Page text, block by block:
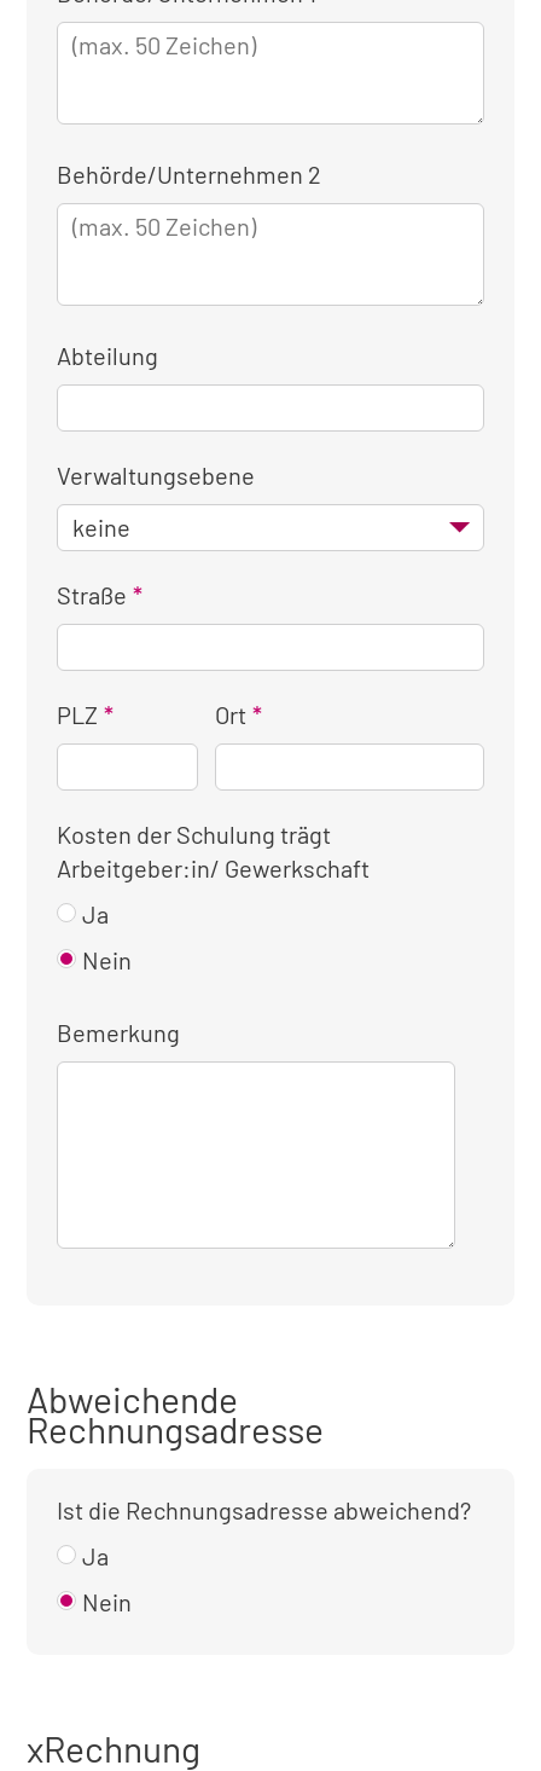
für
die
Behörde/Unternehmen 2
Abteilung
Verwaltungsebene
Straße
PLZ Ort
Kosten der Schulung trägt
Arbeitgeber:in/ Gewerkschaft
Ja
Nein
Bemerkung
Abweichende
Rechnungsadresse
Ist die Rechnungsadresse abweichend?
Ja
Nein
xRechnung